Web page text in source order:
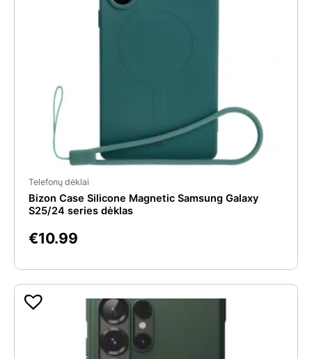
Telefonų dėklai
Bizon Case Silicone Magnetic Samsung Galaxy
S25/24 series dėklas
€10.99
price
was:
€11.99.
price
is:
€8.99.